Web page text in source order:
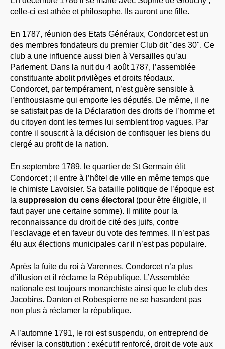
celle-ci est athée et philosophe. Ils auront une fille.
En 1787, réunion des Etats Généraux, Condorcet est un
des membres fondateurs du premier Club dit "des 30". Ce
club a une influence aussi bien à Versailles qu’au
Parlement. Dans la nuit du 4 août 1787, l’assemblée
constituante abolit privilèges et droits féodaux.
Condorcet, par tempérament, n’est guère sensible à
l’enthousiasme qui emporte les députés. De même, il ne
se satisfait pas de la Déclaration des droits de l’homme et
du citoyen dont les termes lui semblent trop vagues. Par
contre il souscrit à la décision de confisquer les biens du
clergé au profit de la nation.
En septembre 1789, le quartier de St Germain élit
Condorcet ; il entre à l’hôtel de ville en même temps que
le chimiste Lavoisier. Sa bataille politique de l’époque est
la suppression du cens électoral (pour être éligible, il
faut payer une certaine somme). Il milite pour la
reconnaissance du droit de cité des juifs, contre
l’esclavage et en faveur du vote des femmes. Il n’est pas
élu aux élections municipales car il n’est pas populaire.
Après la fuite du roi à Varennes, Condorcet n’a plus
d’illusion et il réclame la République. L’Assemblée
nationale est toujours monarchiste ainsi que le club des
Jacobins. Danton et Robespierre ne se hasardent pas
non plus à réclamer la république.
A l’automne 1791, le roi est suspendu, on entreprend de
réviser la constitution : exécutif renforcé, droit de vote aux